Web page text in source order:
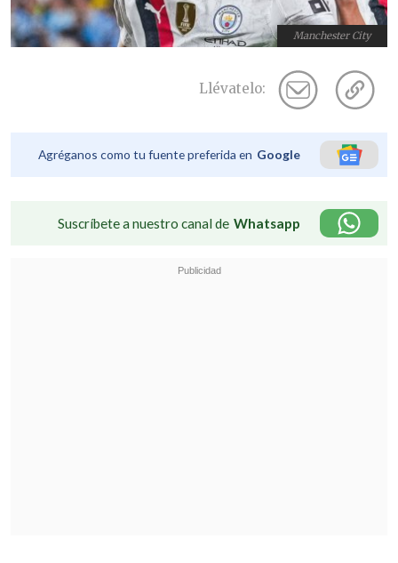
Manchester City
Llévatelo:
Agréganos como tu fuente preferida en Google
Suscríbete a nuestro canal de Whatsapp